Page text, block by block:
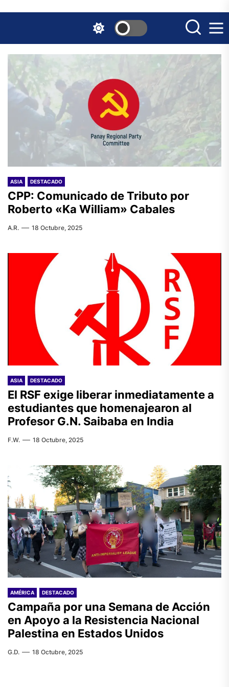
the
content
ASIA DESTACADO
CPP: Comunicado de Tributo por
Roberto «Ka William» Cabales
A.R. 18 Octubre, 2025
ASIA DESTACADO
El RSF exige liberar inmediatamente a
estudiantes que homenajearon al
Profesor G.N. Saibaba en India
F.W. 18 Octubre, 2025
AMÉRICA DESTACADO
Campaña por una Semana de Acción
en Apoyo a la Resistencia Nacional
Palestina en Estados Unidos
G.D. 18 Octubre, 2025